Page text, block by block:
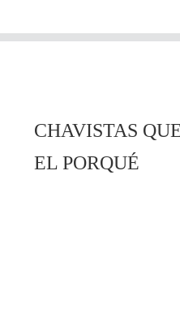
CHAVISTAS
EL PORQUÉ